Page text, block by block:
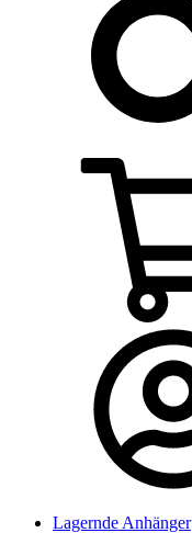
Lagernde Anhänger